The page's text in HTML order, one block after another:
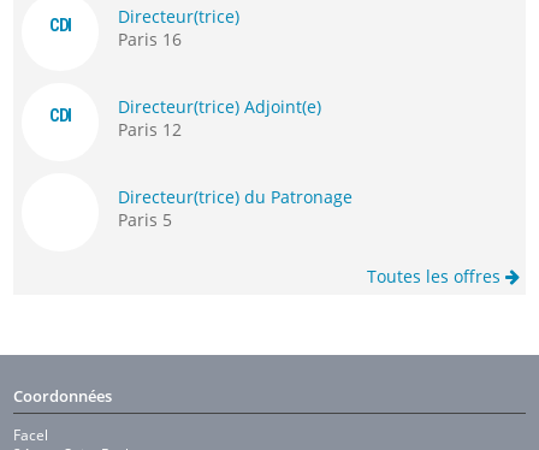
CDI
Directeur(trice)
Paris 16
CDI
Directeur(trice) Adjoint(e)
Paris 12
Directeur(trice) du Patronage
Paris 5
Toutes les offres
Coordonnées
Facel